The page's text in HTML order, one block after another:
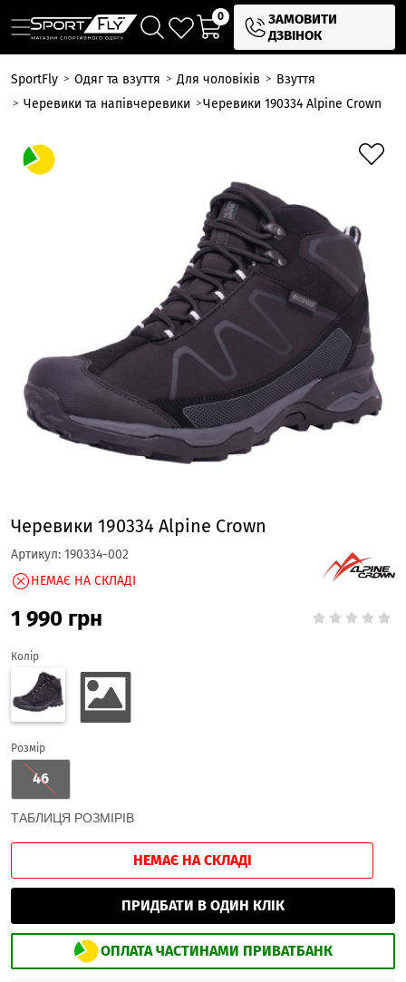
0
ЗАМОВИТИ
ДЗВІНОК
SportFly Одяг та взуття Для чоловіків
Взуття
Черевики та напівчеревики
Черевики 190334 Alpine Crown
Черевики 190334 Alpine Crown
Артикул: 190334-002
НЕМАЄ НА СКЛАДІ
1 990 грн
Колір
Розмір
46
ТАБЛИЦЯ РОЗМІРІВ
НЕМАЄ НА СКЛАДІ
ПРИДБАТИ В ОДИН КЛІК
ОПЛАТА ЧАСТИНАМИ ПРИВАТБАНК